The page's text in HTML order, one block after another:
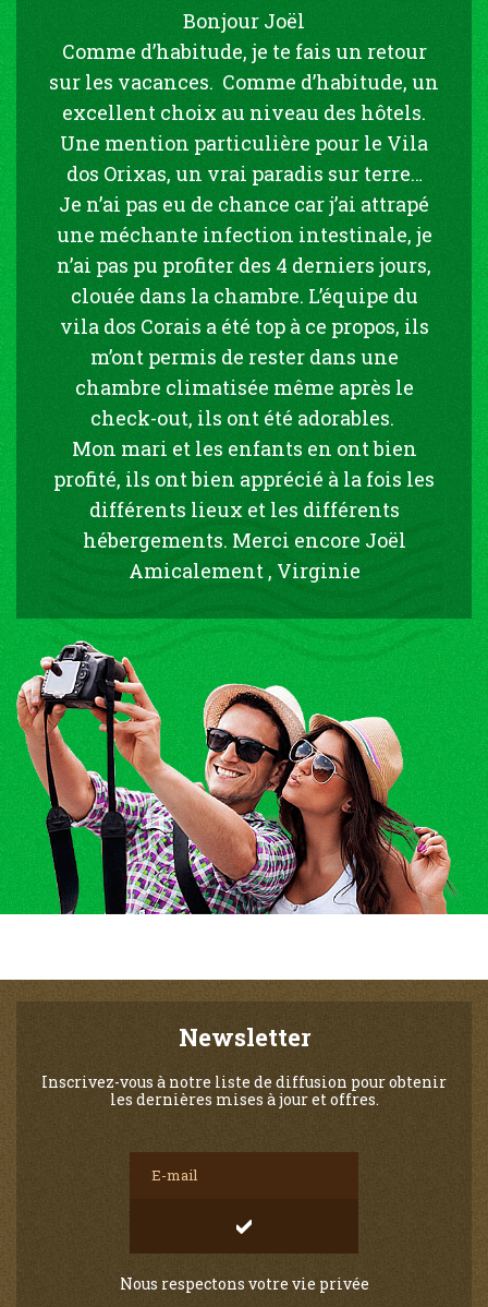
Bonjour Joël
Comme d’habitude, je te fais un retour
sur les vacances. Comme d’habitude, un
excellent choix au niveau des hôtels.
Une mention particulière pour le Vila
dos Orixas, un vrai paradis sur terre…
Je n’ai pas eu de chance car j’ai attrapé
une méchante infection intestinale, je
n’ai pas pu profiter des 4 derniers jours,
clouée dans la chambre. L’équipe du
vila dos Corais a été top à ce propos, ils
m’ont permis de rester dans une
chambre climatisée même après le
check-out, ils ont été adorables.
Mon mari et les enfants en ont bien
profité, ils ont bien apprécié à la fois les
différents lieux et les différents
hébergements. Merci encore Joël
Amicalement , Virginie
Newsletter
Inscrivez-vous à notre liste de diffusion pour obtenir
les dernières mises à jour et offres.
Nous respectons votre vie privée